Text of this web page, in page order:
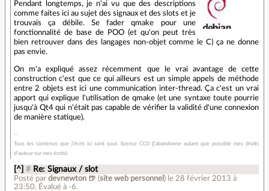
Pendant longtemps, je n'ai vu que des descriptions
comme faites ici au sujet des signaux et des slots et je
trouvais ça débile. Se fader qmake pour une
fonctionnalité de base de POO (et qu'on peut très
bien retrouver dans des langages non-objet comme le C) ça ne donne
pas envie.
On m'a expliqué assez récemment que le vrai avantage de cette
construction c'est que ce qui ailleurs est un simple appels de méthode
entre 2 objets est ici une communication inter-thread. Ça c'est un vrai
apport qui explique l'utilisation de qmake (et une syntaxe toute pourrie
jusqu'à Qt4 qui n'était pas capable de vérifier la validité d'une connexion
de manière statique).
Tous les contenus que j'écris ici sont sous licence CC0 (j'abandonne autant que possible mes droits
d'auteur sur mes écrits)
[^] # Re: Signaux / slot
Posté pardevnewton 🍺 (site web personnel ) le 28 février 2013 à
23:50. Évalué à -6.